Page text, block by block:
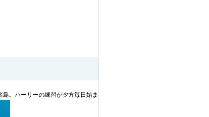
。ハーリーの練習が夕方毎日始ま